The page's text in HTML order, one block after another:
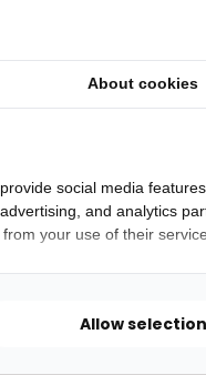
About cookies
social media
and analytics
your use of their
Allow selection